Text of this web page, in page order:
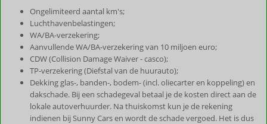
Ongelimiteerd aantal km's;
Luchthavenbelastingen;
WA/BA-verzekering;
Aanvullende WA/BA-verzekering van 10 miljoen euro;
CDW (Collision Damage Waiver - casco);
TP-verzekering (Diefstal van de huurauto);
Dekking glas-, banden-, bodem- (incl. oliecarter en koppeling) en
dakschade. Bij een schadegeval betaal je de kosten direct aan de
lokale autoverhuurder. Na thuiskomst kun je de rekening
indienen bij Sunny Cars en wordt de schade vergoed. Het is dus